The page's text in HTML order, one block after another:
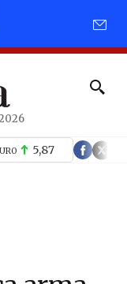
5,87